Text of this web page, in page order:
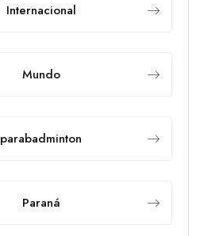
Internacional
Mundo
parabadminton
Paraná